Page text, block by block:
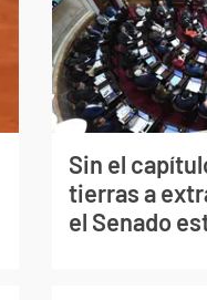
Sin el
tierras a
el Senado